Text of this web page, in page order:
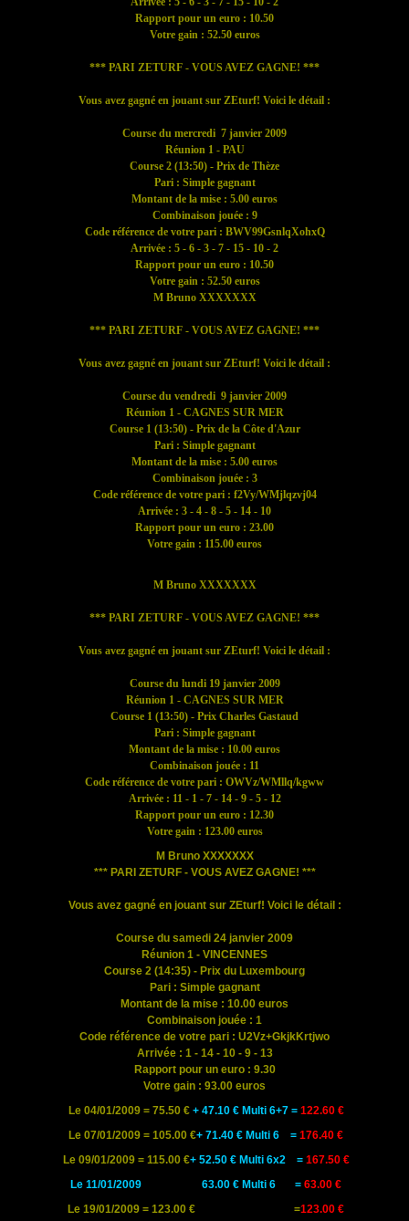
Rapport pour un euro : 10.50
Votre gain : 52.50 euros
*** PARI ZETURF - VOUS AVEZ GAGNE! ***
Vous avez gagné en jouant sur ZEturf! Voici le détail :
Course du mercredi 7 janvier 2009
Réunion 1 - PAU
Course 2 (13:50) - Prix de Thèze
Pari : Simple gagnant
Montant de la mise : 5.00 euros
Combinaison jouée : 9
Code référence de votre pari : BWV99GsnlqXohxQ
Arrivée : 5 - 6 - 3 - 7 - 15 - 10 - 2
Rapport pour un euro : 10.50
Votre gain : 52.50 euros
M Bruno XXXXXXX
*** PARI ZETURF - VOUS AVEZ GAGNE! ***
Vous avez gagné en jouant sur ZEturf! Voici le détail :
Course du vendredi 9 janvier 2009
Réunion 1 - CAGNES SUR MER
Course 1 (13:50) - Prix de la Côte d'Azur
Pari : Simple gagnant
Montant de la mise : 5.00 euros
Combinaison jouée : 3
Code référence de votre pari : f2Vy/WMjlqzvj04
Arrivée : 3 - 4 - 8 - 5 - 14 - 10
Rapport pour un euro : 23.00
Votre gain : 115.00 euros
M Bruno XXXXXXX
*** PARI ZETURF - VOUS AVEZ GAGNE! ***
Vous avez gagné en jouant sur ZEturf! Voici le détail :
Course du lundi 19 janvier 2009
Réunion 1 - CAGNES SUR MER
Course 1 (13:50) - Prix Charles Gastaud
Pari : Simple gagnant
Montant de la mise : 10.00 euros
Combinaison jouée : 11
Code référence de votre pari : OWVz/WMllq/kgww
Arrivée : 11 - 1 - 7 - 14 - 9 - 5 - 12
Rapport pour un euro : 12.30
Votre gain : 123.00 euros
M Bruno XXXXXXX
*** PARI ZETURF - VOUS AVEZ GAGNE! ***
Vous avez gagné en jouant sur ZEturf! Voici le détail :
Course du samedi 24 janvier 2009
Réunion 1 - VINCENNES
Course 2 (14:35) - Prix du Luxembourg
Pari : Simple gagnant
Montant de la mise : 10.00 euros
Combinaison jouée : 1
Code référence de votre pari : U2Vz+GkjkKrtjwo
Arrivée : 1 - 14 - 10 - 9 - 13
Rapport pour un euro : 9.30
Votre gain : 93.00 euros
Le 04/01/2009 = 75.50 € + 47.10 € Multi 6+7 = 122.60 €
Le 07/01/2009 = 105.00 €+ 71.40 € Multi 6 = 176.40 €
Le 09/01/2009 = 115.00 €+ 52.50 € Multi 6x2 = 167.50 €
Le 11/01/2009
63.00 € Multi 6 = 63.00 €
Le 19/01/2009 = 123.00 € =123.00 €